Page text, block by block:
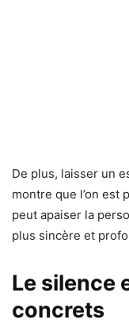
De plus, laisser un
montre que l’on est
peut apaiser la
plus sincère et
Le silence
concrets